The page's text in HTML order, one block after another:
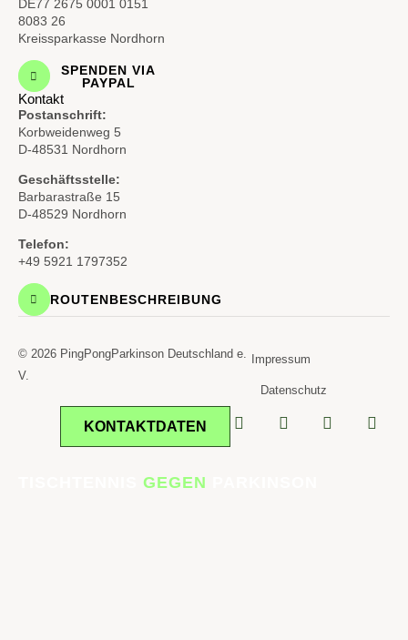
DE77 2675 0001 0151
8083 26
Kreissparkasse Nordhorn
SPENDEN VIA
PAYPAL
Kontakt
Postanschrift:
Korbweidenweg 5
D-48531 Nordhorn
Geschäftsstelle:
Barbarastraße 15
D-48529 Nordhorn
Telefon:
+49 5921 1797352
ROUTENBESCHREIBUNG
© 2026 PingPongParkinson Deutschland e.
V.
Impressum
Datenschutz
KONTAKTDATEN
GEGEN